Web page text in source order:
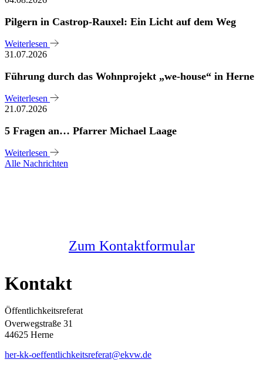
Pilgern in Castrop-Rauxel: Ein Licht auf dem Weg
Weiterlesen
31.07.2026
Führung durch das Wohnprojekt „we-house“ in Herne
Weiterlesen
21.07.2026
5 Fragen an… Pfarrer Michael Laage
Weiterlesen
Alle Nachrichten
Zum Kontaktformular
Kontakt
Öffentlichkeitsreferat
Overwegstraße 31
44625 Herne
her-kk-oeffentlichkeitsreferat@ekvw.de